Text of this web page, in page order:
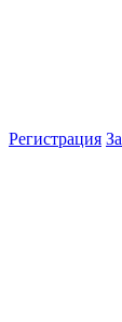
Регистрация